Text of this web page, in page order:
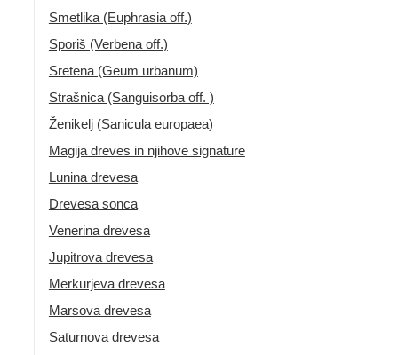
Smetlika (Euphrasia off.)
Sporiš (Verbena off.)
Sretena (Geum urbanum)
Strašnica (Sanguisorba off. )
Ženikelj (Sanicula europaea)
Magija dreves in njihove signature
Lunina drevesa
Drevesa sonca
Venerina drevesa
Jupitrova drevesa
Merkurjeva drevesa
Marsova drevesa
Saturnova drevesa